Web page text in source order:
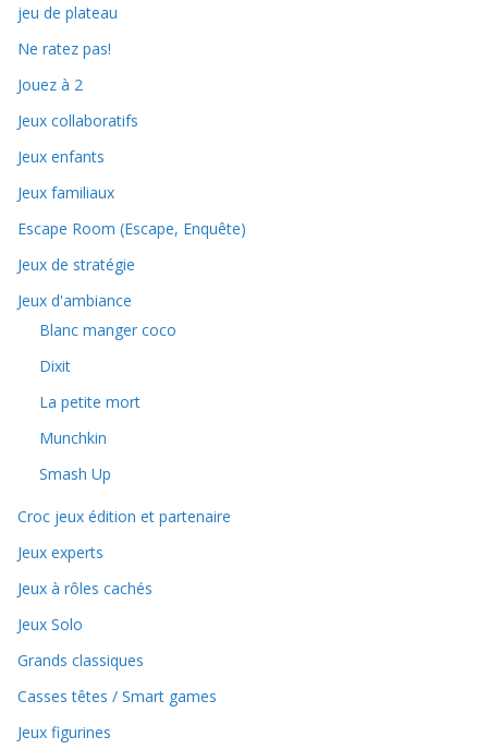
jeu de plateau
Ne ratez pas!
Jouez à 2
Jeux collaboratifs
Jeux enfants
Jeux familiaux
Escape Room (Escape, Enquête)
Jeux de stratégie
Jeux d'ambiance
Blanc manger coco
Dixit
La petite mort
Munchkin
Smash Up
Croc jeux édition et partenaire
Jeux experts
Jeux à rôles cachés
Jeux Solo
Grands classiques
Casses têtes / Smart games
Jeux figurines